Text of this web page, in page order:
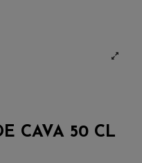
CAVA 50 CL